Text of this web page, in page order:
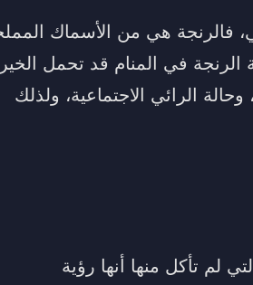
فالرنجة هي من الأسماك
الرنجة في المنام قد تحمل الخير
الرائي الاجتماعية، ولذلك
لم تأكل منها أنها رؤية